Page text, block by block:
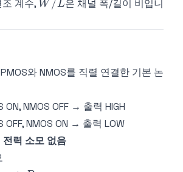
{2}\frac{W}
+ \lambda
V_{DS})
계수, W /L은 채널 폭/길이 비입니
와 NMOS를 직렬 연결한 기본 논
ON, NMOS OFF → 출력 HIGH
OFF, NMOS ON → 출력 LOW
력 소모 없음